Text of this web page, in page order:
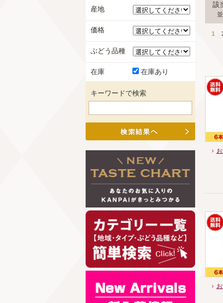
該
1
産地
価格
ぶどう品種
在庫 在庫あり
キーワードで検索